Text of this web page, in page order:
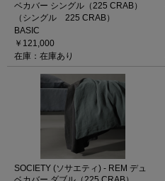
ベカバー シングル（225 CRAB）
（シングル 225 CRAB）
BASIC
￥121,000
在庫：在庫あり
SOCIETY (ソサエティ) - REM デュ